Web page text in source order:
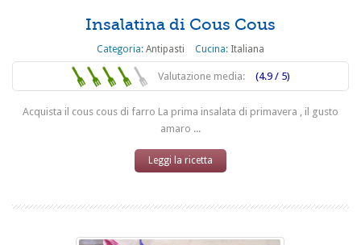
Insalatina di Cous Cous
Categoria: Antipasti Cucina: Italiana
Valutazione media: (4.9 / 5)
Acquista il cous cous di farro La prima insalata di primavera , il gusto
amaro ...
Leggi la ricetta